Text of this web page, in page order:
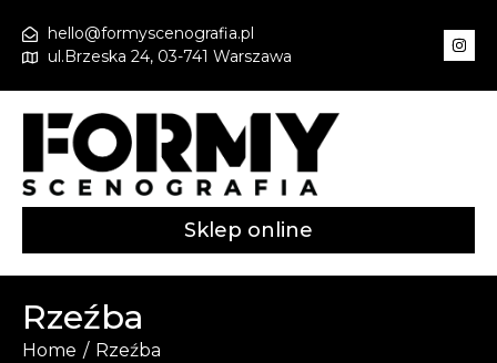
hello@formyscenografia.pl
ul.Brzeska 24, 03-741 Warszawa
Sklep online
Rzeźba
Home / Rzeźba